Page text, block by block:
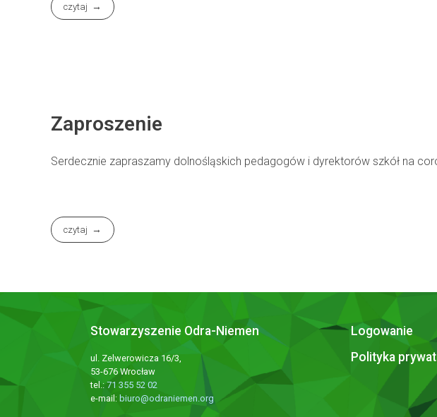
czytaj
Zaproszenie
Serdecznie zapraszamy dolnośląskich pedagogów i dyrektorów szkół na
czytaj
Stowarzyszenie Odra-Niemen
ul. Zelwerowicza 16/3,
53-676 Wrocław
tel.: 71 355 52 02
e-mail: biuro@odraniemen.org
Logowanie
Polityka